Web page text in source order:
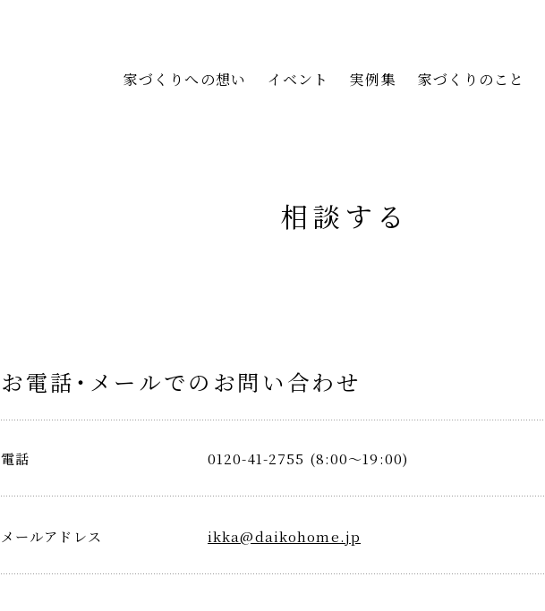
家づくりへの想い イベント 実例集 家づくりのこと
相談する
お電話・メールでのお問い合わせ
電話 0120-41-2755 (8:00～19:00)
メールアドレス ikka@daikohome.jp